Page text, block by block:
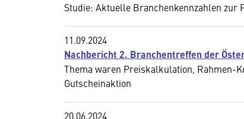
Studie: Aktuelle Branchenkennzahlen zur
11.09.2024
Nachbericht 2. Branchentreffen der
Thema waren Preiskalkulation, Rahmen-
Gutscheinaktion
20.06.2024